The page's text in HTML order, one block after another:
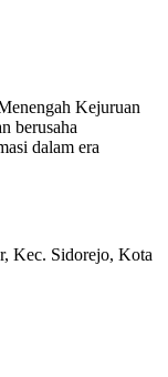
Kejuruan
berusaha
dalam era
Kec. Sidorejo, Kota